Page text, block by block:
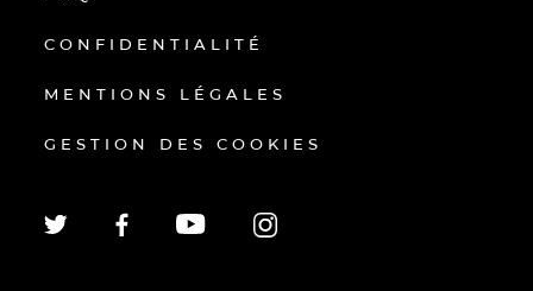
CONFIDENTIALITÉ
MENTIONS LÉGALES
GESTION DES COOKIES